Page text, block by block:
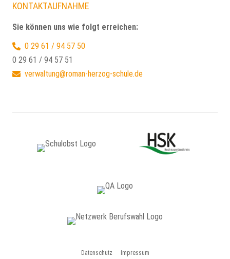
KONTAKTAUFNAHME
Sie können uns wie folgt erreichen:
0 29 61 / 94 57 50
0 29 61 / 94 57 51
verwaltung@roman-herzog-schule.de
Datenschutz Impressum